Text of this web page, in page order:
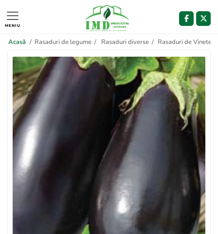
MENIU
Acasă / Rasaduri de legume / Rasaduri diverse / Rasaduri de Vinete